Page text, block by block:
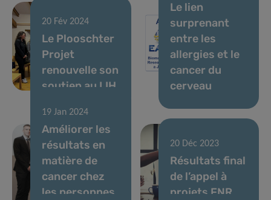
20 Fév 2024
Le Plooschter
Projet
renouvelle son
soutien au LIH
Le lien
surprenant
entre les
allergies et le
cancer du
cerveau
19 Jan 2024
Améliorer les
résultats en
matière de
cancer chez
les personnes
20 Déc 2023
Résultats final
de l’appel à
projets FNR